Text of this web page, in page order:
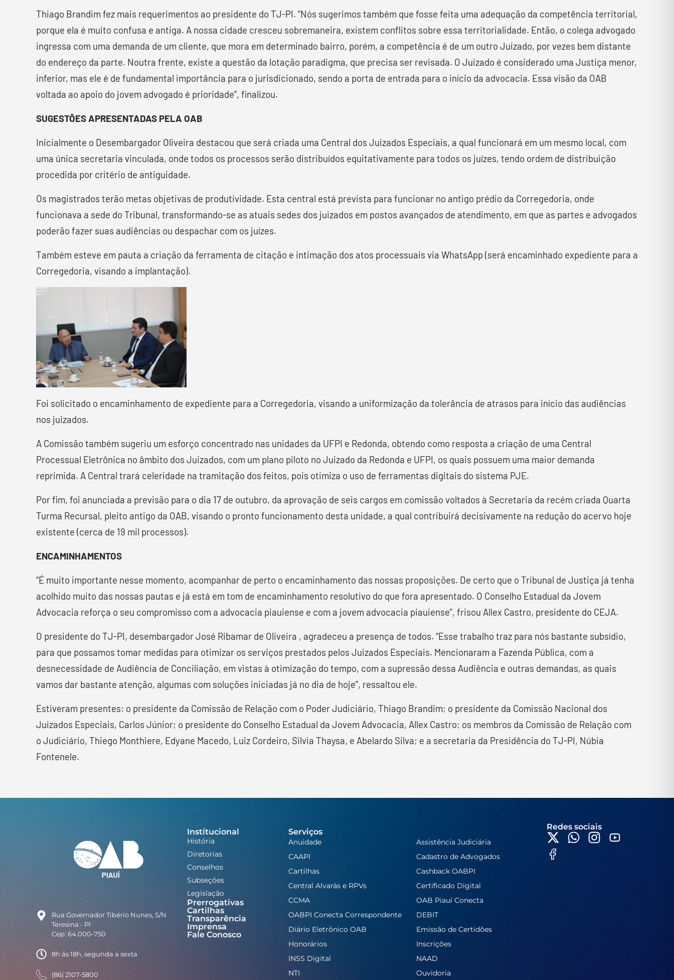
Thiago Brandim fez mais requerimentos ao presidente do TJ-PI. “Nós sugerimos também que fosse feita uma adequação da competência territorial,
porque ela é muito confusa e antiga. A nossa cidade cresceu sobremaneira, existem conflitos sobre essa territorialidade. Então, o colega advogado
ingressa com uma demanda de um cliente, que mora em determinado bairro, porém, a competência é de um outro Juizado, por vezes bem distante
do endereço da parte. Noutra frente, existe a questão da lotação paradigma, que precisa ser revisada. O Juizado é considerado uma Justiça menor,
inferior, mas ele é de fundamental importância para o jurisdicionado, sendo a porta de entrada para o início da advocacia. Essa visão da OAB
voltada ao apoio do jovem advogado é prioridade”, finalizou.
SUGESTÕES APRESENTADAS PELA OAB
Inicialmente o Desembargador Oliveira destacou que será criada uma Central dos Juizados Especiais, a qual funcionará em um mesmo local, com
uma única secretaria vinculada, onde todos os processos serão distribuídos equitativamente para todos os juízes, tendo ordem de distribuição
procedida por critério de antiguidade.
Os magistrados terão metas objetivas de produtividade. Esta central está prevista para funcionar no antigo prédio da Corregedoria, onde
funcionava a sede do Tribunal, transformando-se as atuais sedes dos juizados em postos avançados de atendimento, em que as partes e advogados
poderão fazer suas audiências ou despachar com os juízes.
Também esteve em pauta a criação da ferramenta de citação e intimação dos atos processuais via WhatsApp (será encaminhado expediente para a
Corregedoria, visando a implantação).
Foi solicitado o encaminhamento de expediente para a Corregedoria, visando a uniformização da tolerância de atrasos para início das audiências
nos juizados.
A Comissão também sugeriu um esforço concentrado nas unidades da UFPI e Redonda, obtendo como resposta a criação de uma Central
Processual Eletrônica no âmbito dos Juizados, com um plano piloto no Juizado da Redonda e UFPI, os quais possuem uma maior demanda
reprimida. A Central trará celeridade na tramitação dos feitos, pois otimiza o uso de ferramentas digitais do sistema PJE.
Por fim, foi anunciada a previsão para o dia 17 de outubro, da aprovação de seis cargos em comissão voltados à Secretaria da recém criada Quarta
Turma Recursal, pleito antigo da OAB, visando o pronto funcionamento desta unidade, a qual contribuirá decisivamente na redução do acervo hoje
existente (cerca de 19 mil processos).
ENCAMINHAMENTOS
“É muito importante nesse momento, acompanhar de perto o encaminhamento das nossas proposições. De certo que o Tribunal de Justiça já tenha
acolhido muito das nossas pautas e já está em tom de encaminhamento resolutivo do que fora apresentado. O Conselho Estadual da Jovem
Advocacia reforça o seu compromisso com a advocacia piauiense e com a jovem advocacia piauiense”, frisou Allex Castro, presidente do CEJA.
O presidente do TJ-PI, desembargador José Ribamar de Oliveira , agradeceu a presença de todos. “Esse trabalho traz para nós bastante subsídio,
para que possamos tomar medidas para otimizar os serviços prestados pelos Juizados Especiais. Mencionaram a Fazenda Pública, com a
desnecessidade de Audiência de Conciliação, em vistas à otimização do tempo, com a supressão dessa Audiência e outras demandas, as quais
vamos dar bastante atenção, algumas com soluções iniciadas já no dia de hoje”, ressaltou ele.
Estiveram presentes: o presidente da Comissão de Relação com o Poder Judiciário, Thiago Brandim; o presidente da Comissão Nacional dos
Juizados Especiais, Carlos Júnior; o presidente do Conselho Estadual da Jovem Advocacia, Allex Castro; os membros da Comissão de Relação com
o Judiciário, Thiego Monthiere, Edyane Macedo, Luiz Cordeiro, Silvia Thaysa, e Abelardo Silva; e a secretaria da Presidência do TJ-PI, Núbia
Fontenele.
Rua Governador Tibério Nunes, S/N
Teresina - PI
Cep: 64.000-750
8h ás 18h, segunda a sexta
(86) 2107-5800
Institucional
História
Diretorias
Conselhos
Subseções
Legislação
Prerrogativas
Cartilhas
Transparência
Imprensa
Fale Conosco
Serviços
Anuidade
Assistência Judiciária
CAAPI
Cadastro de Advogados
Cartilhas
Cashback OABPI
Central Alvarás e RPVs
Certificado Digital
CCMA
OAB Piauí Conecta
OABPI Conecta Correspondente
DEBIT
Diário Eletrônico OAB
Emissão de Certidões
Honorários
Inscrições
INSS Digital
NAAD
NTI
Ouvidoria
Redes sociais